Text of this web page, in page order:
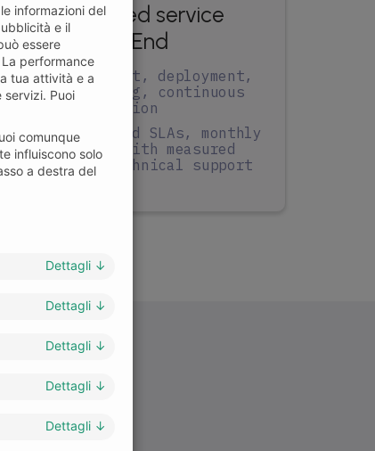
Managed service
End-to-End
Assessment, deployment,
monitoring, continuous
optimization
Guaranteed SLAs, monthly
reports with measured
KPIs, technical support
included
informazioni del
e il
essere
performance
tua attività e a
Puoi
comunque
influiscono solo
a destra del
Dettagli ↓
Dettagli ↓
Dettagli ↓
Dettagli ↓
Dettagli ↓